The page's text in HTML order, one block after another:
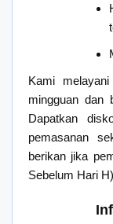
Kami
mingguan dan
Dapatkan
pemasanan
berikan jika
Sebelum Hari H)